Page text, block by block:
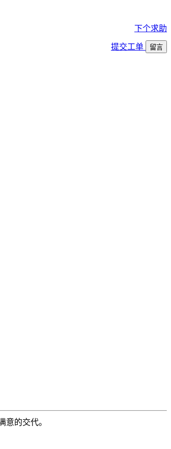
下个求助
提交工单 留言
的交代。